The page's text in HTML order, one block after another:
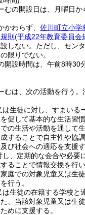
むの開設日は、月曜日か
かわらず、 佐川町立小学
則 (平成22年教育委員会
しない。 ただし、セン
限りでない。
開設時間は、午前8時30
むは、次の活動を行う。
は生徒に対し、すまいる
促して基本的な生活習
の生活や活動を通して
することで自主性や協
び社会への適応を支援す
し、定期的な会合や必要
ることで情報交換を行
庭での対象児童又は生
行う。
は生徒の在籍する学校と
た、当該対象児童又は生
めに支援する。